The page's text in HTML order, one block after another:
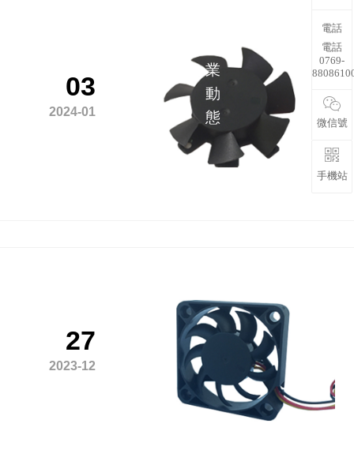
業
動
態
03
2024-01
27
2023-12
電話
電話
0769-
微信號
手機站